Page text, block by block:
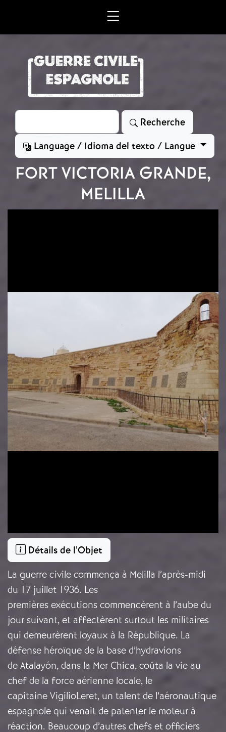
Rechercher
Recherche
Language / Idioma del texto / Langue
FORT VICTORIA GRANDE,
MELILLA
Détails de l'Objet
La guerre civile commença à Melilla l’après-midi
du 17 juillet 1936. Les
premières exécutions commencèrent à l’aube du
jour suivant, et affectèrent surtout les militaires
qui demeurèrent loyaux à la République. La
défense héroïque de la base d’hydravions
de Atalayón, dans la Mer Chica, coûta la vie au
chef de la force aérienne locale, le
capitaine VigilioLeret, un talent de l’aéronautique
espagnole qui venait de patenter le moteur à
réaction. Beaucoup d’autres chefs et officiers